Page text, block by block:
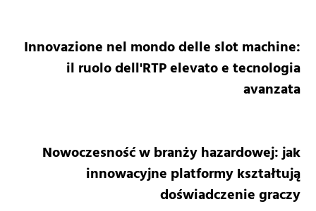
Innovazione nel mondo delle slot machine:
il ruolo dell'RTP elevato e tecnologia
avanzata
Nowoczesność w branży hazardowej: jak
innowacyjne platformy kształtują
doświadczenie graczy